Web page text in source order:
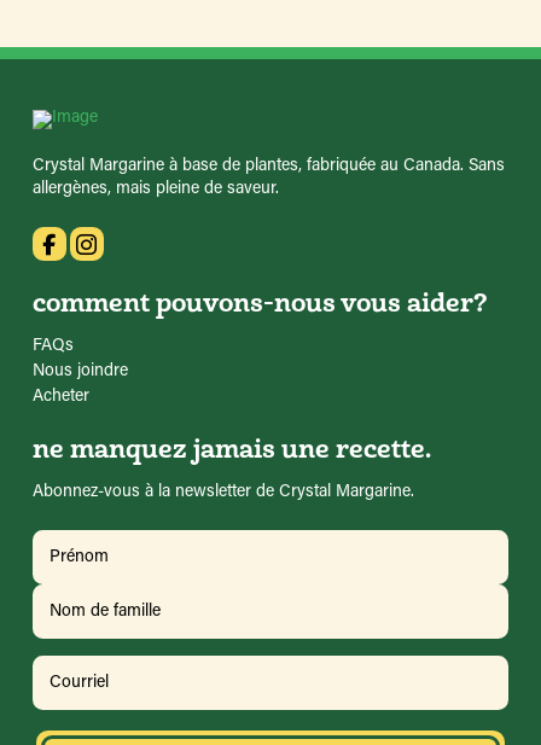
Crystal Margarine à base de plantes, fabriquée au Canada. Sans
allergènes, mais pleine de saveur.
comment pouvons-nous vous aider?
FAQs
Nous joindre
Acheter
ne manquez jamais une recette.
Abonnez-vous à la newsletter de Crystal Margarine.
Nom
Prénom
Courriel